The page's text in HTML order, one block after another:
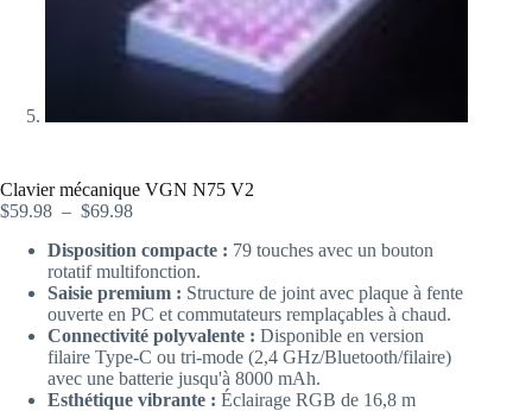
Clavier mécanique VGN N75 V2
$59.98 – $69.98
Disposition compacte : 79 touches avec un bouton
rotatif multifonction.
Saisie premium : Structure de joint avec plaque à fente
ouverte en PC et commutateurs remplaçables à chaud.
Connectivité polyvalente : Disponible en version
filaire Type-C ou tri-mode (2,4 GHz/Bluetooth/filaire)
avec une batterie jusqu'à 8000 mAh.
Esthétique vibrante : Éclairage RGB de 16,8 m